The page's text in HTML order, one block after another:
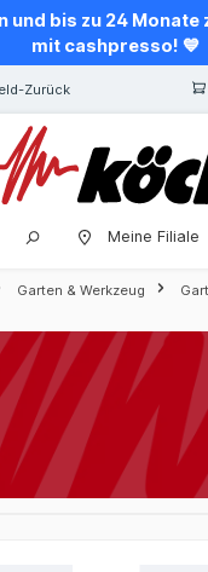
und bis zu 24
mit cashpresso! 💙
Zurück
Meine Filiale
Garten & Werkzeug